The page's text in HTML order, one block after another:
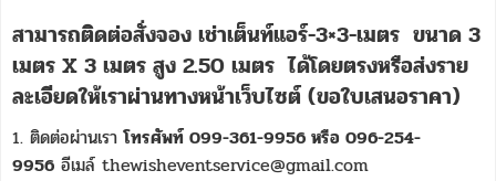
สามารถติดต่อสั่งจองเช่าเต็นท์แอร์-3×3-เมตร ขนาด 3
เมตร X 3 เมตร สูง 2.50 เมตร ได้โดยตรงหรือส่งราย
ละเอียดให้เราผ่านทางหน้าเว็บไซต์ (ขอใบเสนอราคา)
1. ติดต่อผ่านเราโทรศัพท์ 099-361-9956 หรือ 096-254-
9956 อีเมล์ thewisheventservice@gmail.com